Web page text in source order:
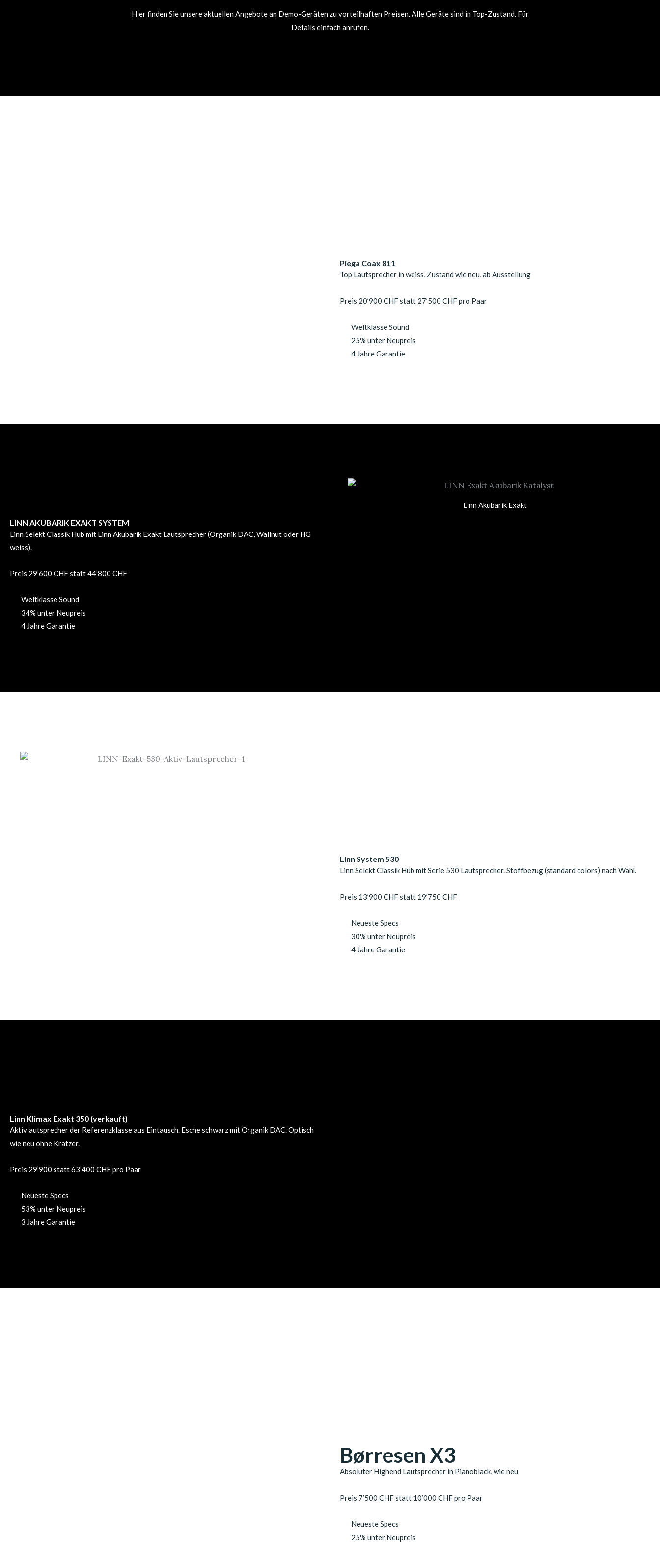
Hier finden Sie unsere aktuellen Angebote an Demo-Geräten zu vorteilhaften Preisen. Alle Geräte sind in Top-Zustand. Für
Details einfach anrufen.
Piega Coax 811
Top Lautsprecher in weiss, Zustand wie neu, ab Ausstellung
Preis 20’900 CHF statt 27’500 CHF pro Paar
Weltklasse Sound
25% unter Neupreis
4 Jahre Garantie
LINN AKUBARIK EXAKT SYSTEM​
Linn Selekt Classik Hub mit Linn Akubarik Exakt Lautsprecher (Organik DAC, Wallnut oder HG
weiss).
Preis 29’600 CHF statt 44’800 CHF
Weltklasse Sound
34% unter Neupreis
4 Jahre Garantie
Linn Akubarik Exakt
Linn System 530
Linn Selekt Classik Hub mit Serie 530 Lautsprecher. Stoffbezug (standard colors) nach Wahl.
Preis 13’900 CHF statt 19’750 CHF
Neueste Specs
30% unter Neupreis
4 Jahre Garantie
Linn Klimax Exakt 350 (verkauft)
Aktivlautsprecher der Referenzklasse aus Eintausch. Esche schwarz mit Organik DAC. Optisch
wie neu ohne Kratzer.
Preis 29’900 statt 63’400 CHF pro Paar
Neueste Specs
53% unter Neupreis
3 Jahre Garantie
Børresen X3
Absoluter Highend Lautsprecher in Pianoblack, wie neu
Preis 7’500 CHF statt 10’000 CHF pro Paar
Neueste Specs
25% unter Neupreis